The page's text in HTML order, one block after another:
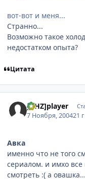
вот-вот и меня...
Странно...
Возможно такое
недостатком опыта?
Цитата
[AHZ]player
7 Ноября, 200421 г
Авка
именно что не того
сериалом. и имхо все
смотреть :( а